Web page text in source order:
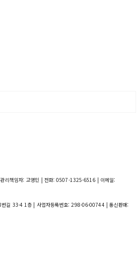
리책임자: 고영민 | 전화: 0507-1325-6516 | 이메일:
번길 33-4 1층 | 사업자등록번호:298-06-00744 | 통신판매: